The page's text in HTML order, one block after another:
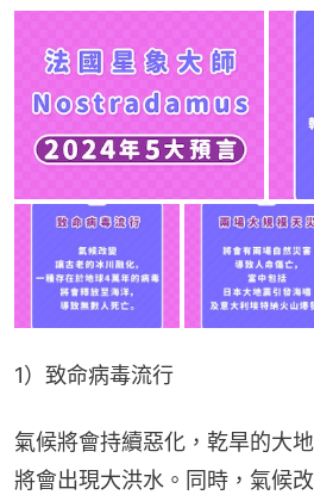
1）致命病毒流行
氣候將會持續惡化，乾旱的大
將會出現大洪水。同時，氣候